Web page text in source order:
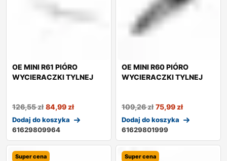
OE MINI R61 PIÓRO
WYCIERACZKI TYLNEJ
126,55zł 84,99zł
Dodaj do koszyka
61629809964
OE MINI R60 PIÓRO
WYCIERACZKI TYLNEJ
109,26zł 75,99zł
Dodaj do koszyka
61629801999
Super cena Super cena